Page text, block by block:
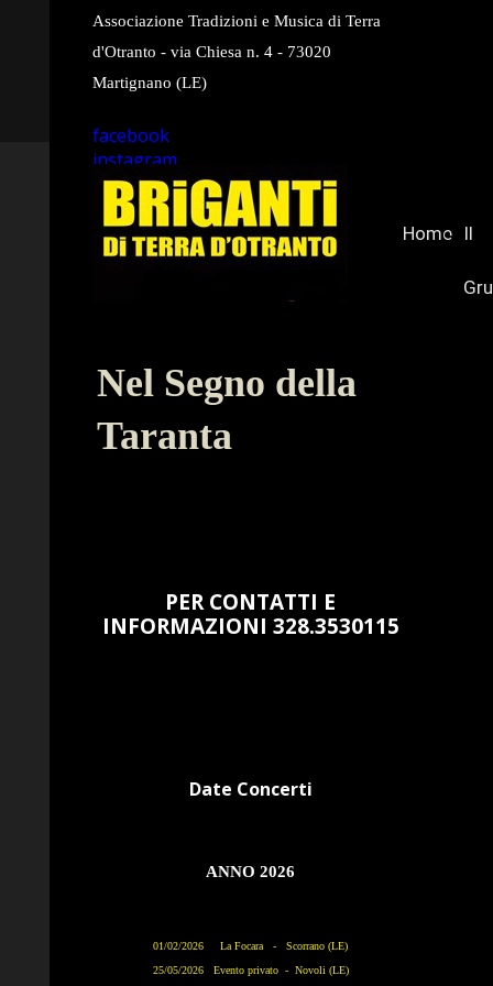
Associazione Tradizioni e Musica di Terra
d'Otranto - via Chiesa n. 4 - 73020
Martignano (LE)
facebook
instagram
youtube
Home Il
Nel Segno della
Taranta
PER CONTATTI E
INFORMAZIONI 328.3530115
Date Concerti
ANNO 2026
01/02/2026 La Focara - Scorrano (LE)
25/05/2026 Evento privato - Novoli (LE)